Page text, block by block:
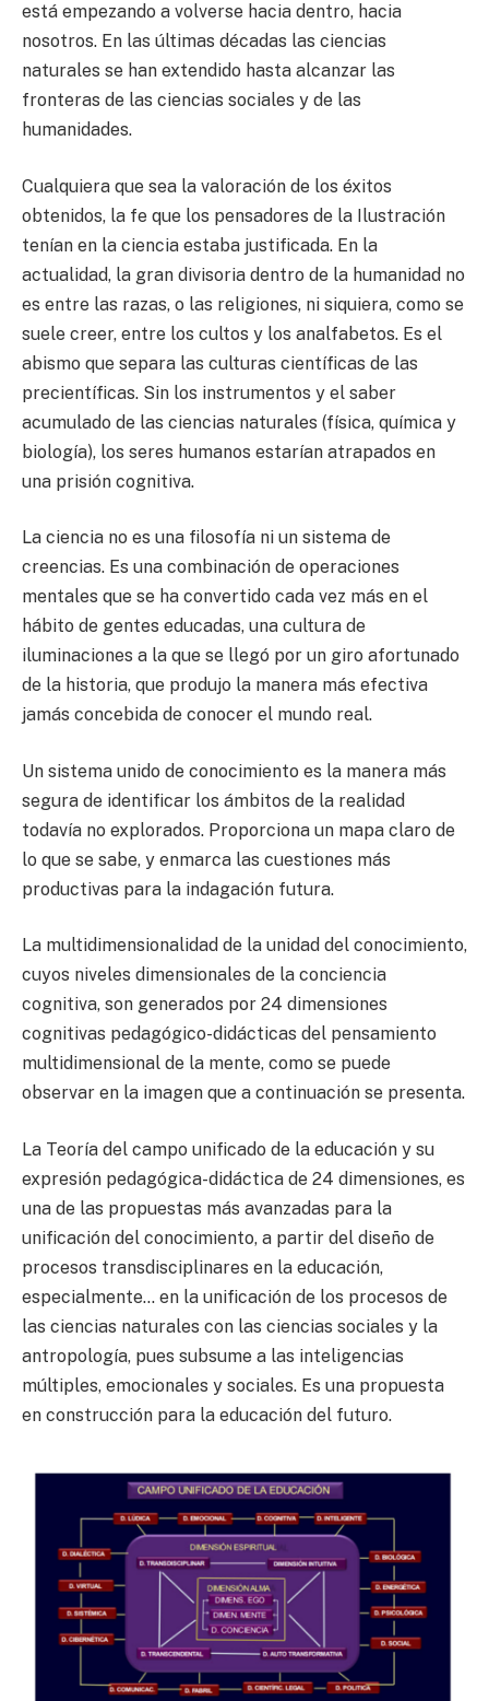
está empezando a volverse hacia dentro, hacia
nosotros. En las últimas décadas las ciencias
naturales se han extendido hasta alcanzar las
fronteras de las ciencias sociales y de las
humanidades.
Cualquiera que sea la valoración de los éxitos
obtenidos, la fe que los pensadores de la Ilustración
tenían en la ciencia estaba justificada. En la
actualidad, la gran divisoria dentro de la humanidad no
es entre las razas, o las religiones, ni siquiera, como se
suele creer, entre los cultos y los analfabetos. Es el
abismo que separa las culturas científicas de las
precientíficas. Sin los instrumentos y el saber
acumulado de las ciencias naturales (física, química y
biología), los seres humanos estarían atrapados en
una prisión cognitiva.
La ciencia no es una filosofía ni un sistema de
creencias. Es una combinación de operaciones
mentales que se ha convertido cada vez más en el
hábito de gentes educadas, una cultura de
iluminaciones a la que se llegó por un giro afortunado
de la historia, que produjo la manera más efectiva
jamás concebida de conocer el mundo real.
Un sistema unido de conocimiento es la manera más
segura de identificar los ámbitos de la realidad
todavía no explorados. Proporciona un mapa claro de
lo que se sabe, y enmarca las cuestiones más
productivas para la indagación futura.
La multidimensionalidad de la unidad del conocimiento,
cuyos niveles dimensionales de la conciencia
cognitiva, son generados por 24 dimensiones
cognitivas pedagógico-didácticas del pensamiento
multidimensional de la mente, como se puede
observar en la imagen que a continuación se presenta.
La Teoría del campo unificado de la educación y su
expresión pedagógica-didáctica de 24 dimensiones, es
una de las propuestas más avanzadas para la
unificación del conocimiento, a partir del diseño de
procesos transdisciplinares en la educación,
especialmente… en la unificación de los procesos de
las ciencias naturales con las ciencias sociales y la
antropología, pues subsume a las inteligencias
múltiples, emocionales y sociales. Es una propuesta
en construcción para la educación del futuro.